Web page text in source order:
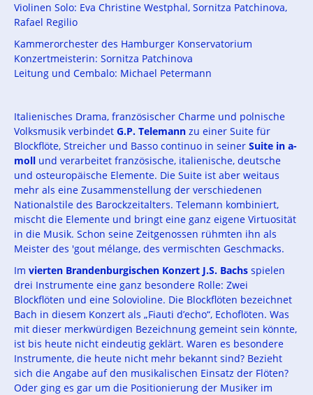
Violinen Solo: Eva Christine Westphal, Sornitza Patchinova,
Rafael Regilio
Kammerorchester des Hamburger Konservatorium
Konzertmeisterin: Sornitza Patchinova
Leitung und Cembalo: Michael Petermann
Italienisches Drama, französischer Charme und polnische
Volksmusik verbindetG.P. Telemann zu einer Suite für
Blockflöte, Streicher und Basso continuo in seinerSuite in a-
moll und verarbeitet französische, italienische, deutsche
und osteuropäische Elemente. Die Suite ist aber weitaus
mehr als eine Zusammenstellung der verschiedenen
Nationalstile des Barockzeitalters. Telemann kombiniert,
mischt die Elemente und bringt eine ganz eigene Virtuosität
in die Musik. Schon seine Zeitgenossen rühmten ihn als
Meister des 'gout mélange, des vermischten Geschmacks.
Imvierten Brandenburgischen Konzert J.S. Bachs spielen
drei Instrumente eine ganz besondere Rolle: Zwei
Blockflöten und eine Solovioline. Die Blockflöten bezeichnet
Bach in diesem Konzert als „Fiauti d’echo“, Echoflöten. Was
mit dieser merkwürdigen Bezeichnung gemeint sein könnte,
ist bis heute nicht eindeutig geklärt. Waren es besondere
Instrumente, die heute nicht mehr bekannt sind? Bezieht
sich die Angabe auf den musikalischen Einsatz der Flöten?
Oder ging es gar um die Positionierung der Musiker im